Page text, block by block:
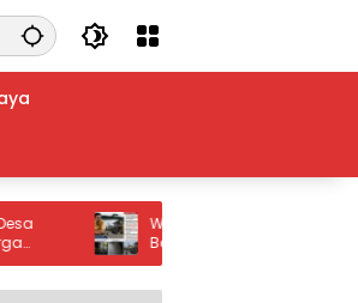
Warga Kp. Bambu Kuning
Bogor Berharap Uluran Tangan dan
Kebijakan Pemkab Bogor serta